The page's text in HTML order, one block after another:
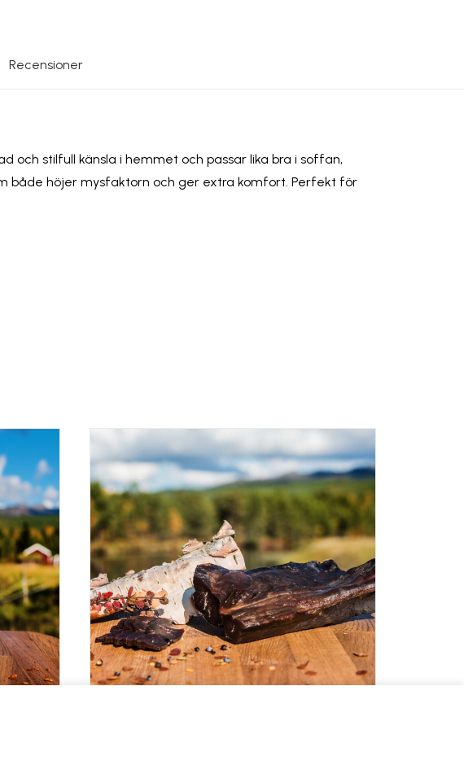
Recensioner
och stilfull känsla i hemmet och passar lika bra i soffan,
både höjer mysfaktorn och ger extra komfort. Perfekt för